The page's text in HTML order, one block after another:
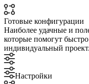
Готовые конфигурации
Наиболее удачные и
которые помогут
индивидуальный проект.
Настройки